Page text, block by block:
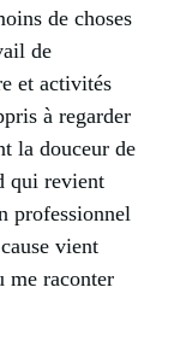
de choses
de
et activités
à regarder
la douceur de
qui revient
professionnel
vient
me raconter